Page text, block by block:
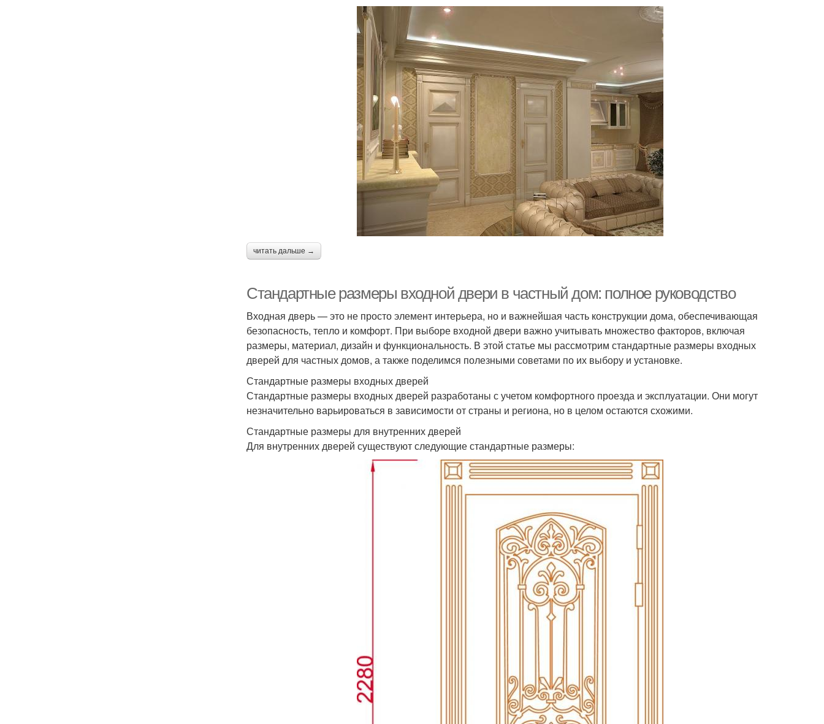
читать дальше →
Стандартные размеры входной двери в частный дом: полное руководство
Входная дверь — это не просто элемент интерьера, но и важнейшая часть конструкции дома, обеспечивающая
безопасность, тепло и комфорт. При выборе входной двери важно учитывать множество факторов, включая
размеры, материал, дизайн и функциональность. В этой статье мы рассмотрим стандартные размеры входных
дверей для частных домов, а также поделимся полезными советами по их выбору и установке.
Стандартные размеры входных дверей
Стандартные размеры входных дверей разработаны с учетом комфортного проезда и эксплуатации. Они могут
незначительно варьироваться в зависимости от страны и региона, но в целом остаются схожими.
Стандартные размеры для внутренних дверей
Для внутренних дверей существуют следующие стандартные размеры: